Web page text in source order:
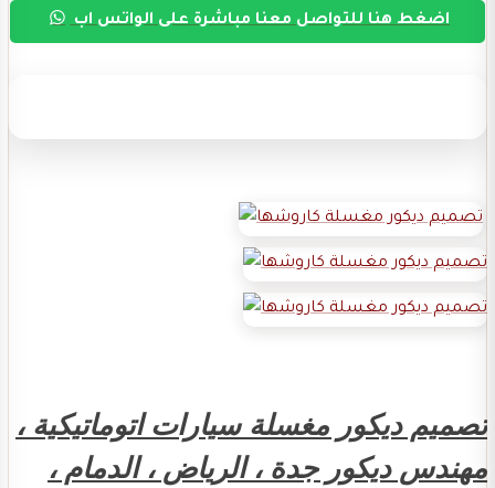
اضغط هنا للتواصل معنا مباشرة على الواتس اب
تصميم ديكور مغسلة سيارات اتوماتيكية ،
مهندس ديكور جدة ، الرياض ، الدمام ،